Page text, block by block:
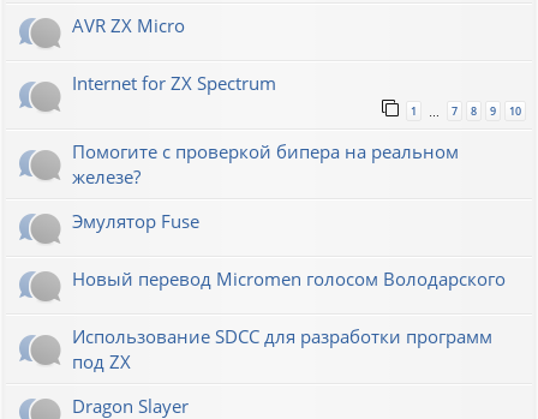
AVR ZX Micro
Internet for ZX Spectrum
1 7 8 9 10
Помогите с проверкой бипера на реальном
железе?
Эмулятор Fuse
Новый перевод Micromen голосом Володарского
Использование SDCC для разработки программ
под ZX
Dragon Slayer